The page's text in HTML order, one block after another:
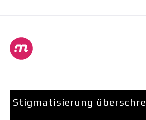
Stigmatisierung